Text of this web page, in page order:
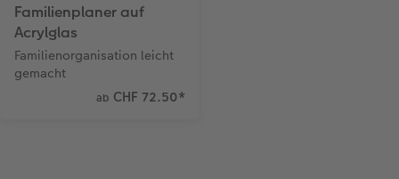
Familienplaner auf
Acrylglas
Familienorganisation leicht
gemacht
ab CHF 72.50*